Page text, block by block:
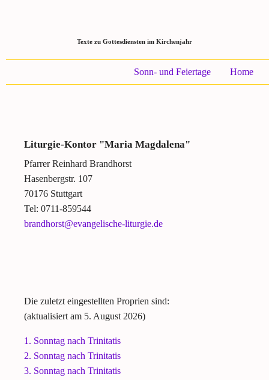
Texte zu Gottesdiensten im Kirchenjahr
Sonn- und Feiertage Home
Liturgie-Kontor "Maria Magdalena"
Pfarrer Reinhard Brandhorst
Hasenbergstr. 107
70176 Stuttgart
Tel: 0711-859544
brandhorst@evangelische-liturgie.de
Die zuletzt eingestellten Proprien sind:
(aktualisiert am 5. August 2026)
1. Sonntag nach Trinitatis
2. Sonntag nach Trinitatis
3. Sonntag nach Trinitatis